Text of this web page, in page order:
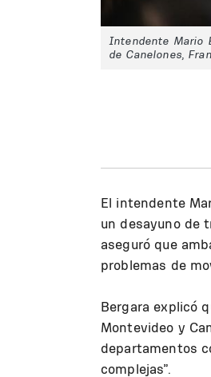
Intendente Mario
de Canelones,
El intendente
un desayuno de
aseguró que
problemas de
Bergara explicó
Montevideo y
departamentos
complejas”.